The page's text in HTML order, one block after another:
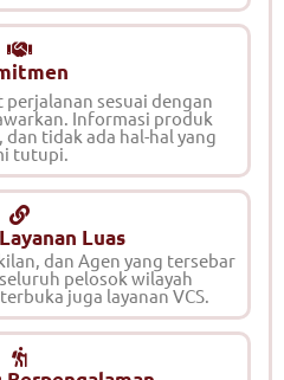
sesuai dengan
Informasi produk
tidak ada hal-hal yang
tutupi.
Luas
dan Agen yang tersebar
pelosok wilayah
juga layanan VCS.